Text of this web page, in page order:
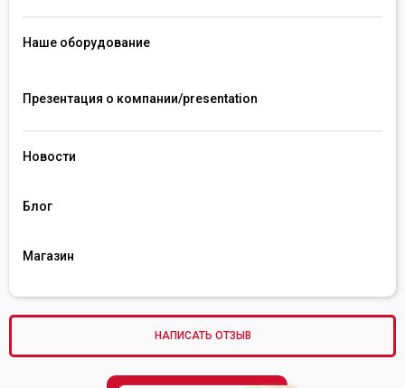
Наше оборудование
Презентация о компании/presentation
Новости
Блог
Магазин
НАПИСАТЬ ОТЗЫВ